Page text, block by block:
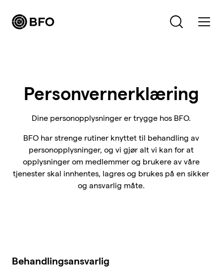
Logg inn
Verving
Medlemsavtaler
Forsikringer
Om BFO
Personvernerklæring
Dine personopplysninger er trygge hos BFO.
BFO har strenge rutiner knyttet til behandling av
personopplysninger, og vi gjør alt vi kan for at
opplysninger om medlemmer og brukere av våre
tjenester skal innhentes, lagres og brukes på en sikker
og ansvarlig måte.
Behandlingsansvarlig